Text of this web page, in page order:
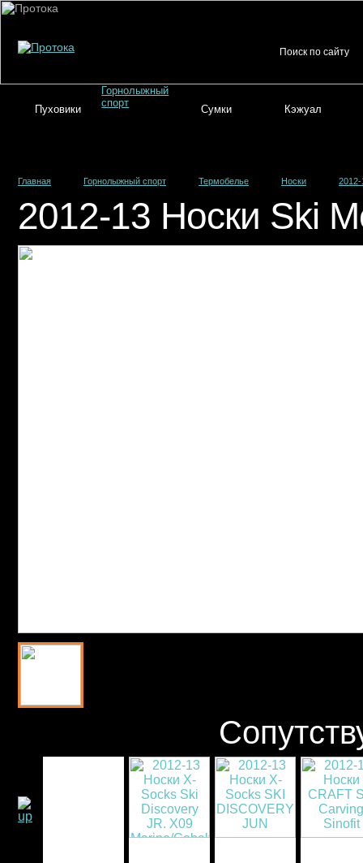
Пуховики
Горнолыжный
спорт
Сумки Кэжуал
Главная Горнолыжный спорт Термобелье Носки 2012-
2012-13 Носки Ski